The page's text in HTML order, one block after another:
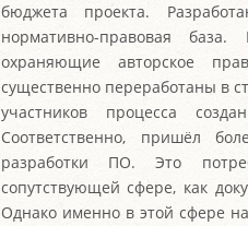
бюджета проекта.
нормативно-правовая
охраняющие авторское
существенно переработаны в
участников процесса
Соответственно, пришёл
разработки ПО. Это
сопутствующей сфере, как
Однако именно в этой сфере